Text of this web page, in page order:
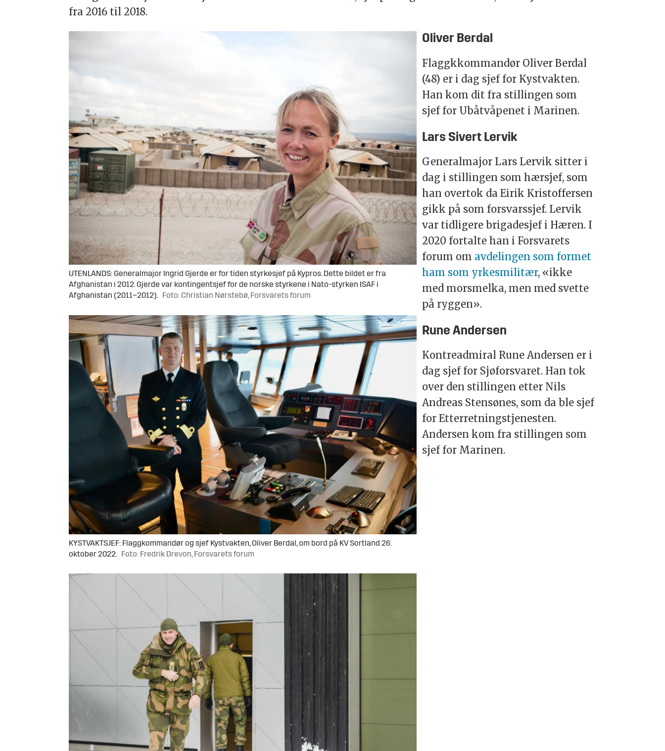
fra 2016 til 2018.
UTENLANDS: Generalmajor Ingrid Gjerde er for tiden styrkesjef på Kypros. Dette bildet er fra
Afghanistan i 2012. Gjerde var kontingentsjef for de norske styrkene i Nato-styrken ISAF i
Afghanistan (2011–2012). Foto: Christian Nørstebø, Forsvarets forum
Oliver Berdal
Flaggkkommandør Oliver Berdal
(48) er i dag sjef for Kystvakten.
Han kom dit fra stillingen som
sjef for Ubåtvåpenet i Marinen.
KYSTVAKTSJEF: Flaggkommandør og sjef Kystvakten, Oliver Berdal, om bord på KV Sortland 26.
oktober 2022.
Foto: Fredrik Drevon, Forsvarets forum
Lars Sivert Lervik
Generalmajor Lars Lervik sitter i
dag i stillingen som hærsjef, som
han overtok da Eirik Kristoffersen
gikk på som forsvarssjef. Lervik
var tidligere brigadesjef i Hæren. I
2020 fortalte han i Forsvarets
forum om avdelingen som formet
ham som yrkesmilitær, «ikke
med morsmelka, men med svette
på ryggen».
Rune Andersen
Kontreadmiral Rune Andersen er i
dag sjef for Sjøforsvaret. Han tok
over den stillingen etter Nils
Andreas Stensønes, som da ble sjef
for Etterretningstjenesten.
Andersen kom fra stillingen som
sjef for Marinen.